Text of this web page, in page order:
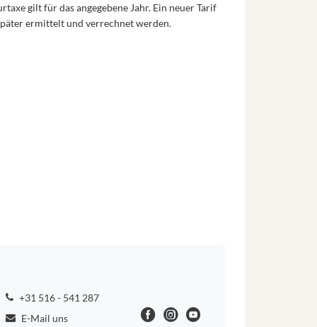
gilt für das angegebene Jahr. Ein neuer Tarif
ermittelt und verrechnet werden.
+31 516 - 541 287
E-Mail uns